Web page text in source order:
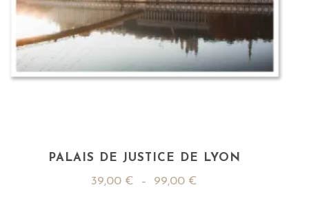
PALAIS DE JUSTICE DE LYON
39,00 € – 99,00 €